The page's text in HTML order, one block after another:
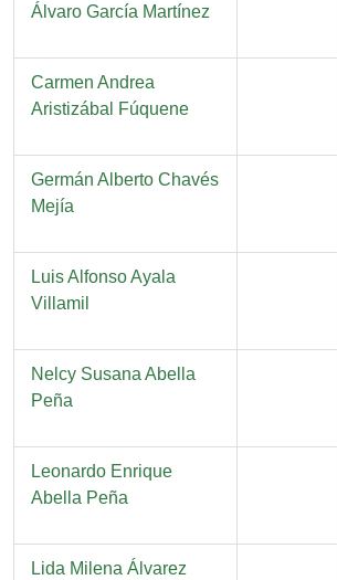
Nombre
Álvaro García Martínez
Nombre
Carmen Andrea
Aristizábal Fúquene
Nombre
Germán Alberto Chavés
Mejía
Nombre
Luis Alfonso Ayala
Villamil
Nombre
Nelcy Susana Abella
Peña
Nombre
Leonardo Enrique
Abella Peña
Nombre
Lida Milena Álvarez